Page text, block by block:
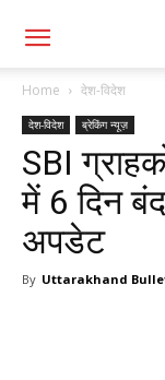
Home देश-विदेश
देश-विदेश ब्रेकिंग न्यूज़
SBI
में 6 दिन
अपडेट
By Uttarakhand